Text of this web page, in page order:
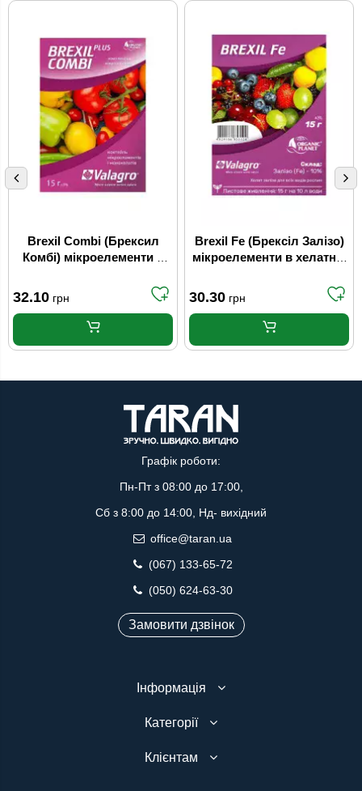
Brexil Combi (Брексил
Комбі) мікроелементи в
32.10 грн
Brexil Fe (Брексіл Залізо)
мікроелементи в хелатній
30.30 грн
Графік роботи:
Пн-Пт з 08:00 до 17:00,
Сб з 8:00 до 14:00, Нд- вихідний
office@taran.ua
(067) 133-65-72
(050) 624-63-30
Замовити дзвінок
Інформація
Категорії
Клієнтам